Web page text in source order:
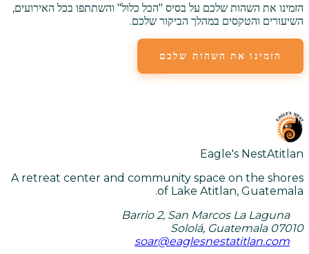
הזמינו את השהות שלכם על בסיס "הכל כלול" והשתתפו בכל האירועים,
השיעורים והטקסים במהלך הביקור שלכם.
הזמינו את השהות שלכם
Eagle's NestAtitlan
A retreat center and community space on the shores
of Lake Atitlan, Guatemala.
Barrio 2, San Marcos La Laguna
Sololá, Guatemala 07010
soar@eaglesnestatitlan.com